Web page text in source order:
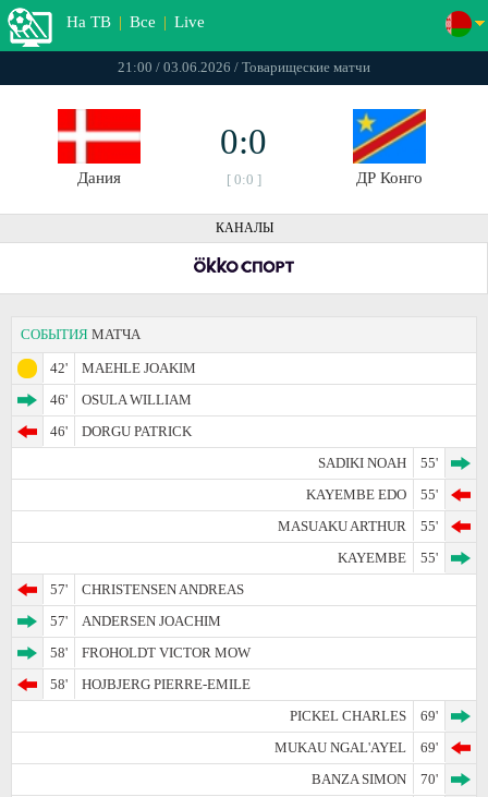
На ТВ | Все | Live
21:00 / 03.06.2026 / Товарищеские матчи
Дания
0:0
[ 0:0 ] ДР Конго
КАНАЛЫ
СОБЫТИЯ МАТЧА
42'
MAEHLE JOAKIM
46'
OSULA WILLIAM
46'
DORGU PATRICK
SADIKI NOAH
55'
KAYEMBE EDO
55'
MASUAKU ARTHUR
55'
KAYEMBE
55'
57'
CHRISTENSEN ANDREAS
57'
ANDERSEN JOACHIM
58'
FROHOLDT VICTOR MOW
58'
HOJBJERG PIERRE-EMILE
PICKEL CHARLES
69'
MUKAU NGAL'AYEL
69'
BANZA SIMON
70'